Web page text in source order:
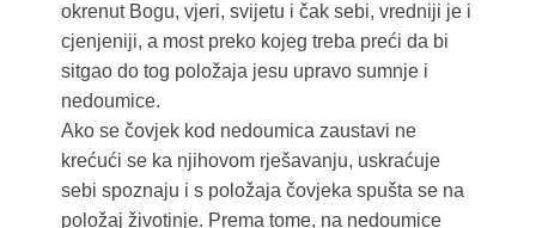
okrenut Bogu, vjeri, svijetu i čak sebi, vredniji je i
cjenjeniji, a most preko kojeg treba preći da bi
sitgao do tog položaja jesu upravo sumnje i
nedoumice.
Ako se čovjek kod nedoumica zaustavi ne
krećući se ka njihovom rješavanju, uskraćuje
sebi spoznaju i s položaja čovjeka spušta se na
položaj životinje. Prema tome, na nedoumice